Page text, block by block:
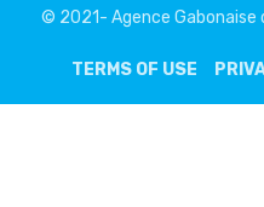
© 2021- Agence Gabonaise
TERMS OF USE